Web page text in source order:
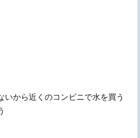
いから近くのコンビニで水を買う